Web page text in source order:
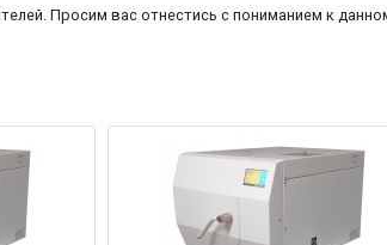
Просим вас отнестись с пониманием к